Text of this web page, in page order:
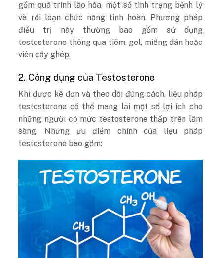
gồm quá trình lão hóa, một số tình trạng bệnh lý
và rối loạn chức năng tinh hoàn. Phương pháp
điều trị này thường bao gồm sử dụng
testosterone thông qua tiêm, gel, miếng dán hoặc
viên cấy ghép.
2. Công dụng của Testosterone
Khi được kê đơn và theo dõi đúng cách, liệu pháp
testosterone có thể mang lại một số lợi ích cho
những người có mức testosterone thấp trên lâm
sàng. Những ưu điểm chính của liệu pháp
testosterone bao gồm: